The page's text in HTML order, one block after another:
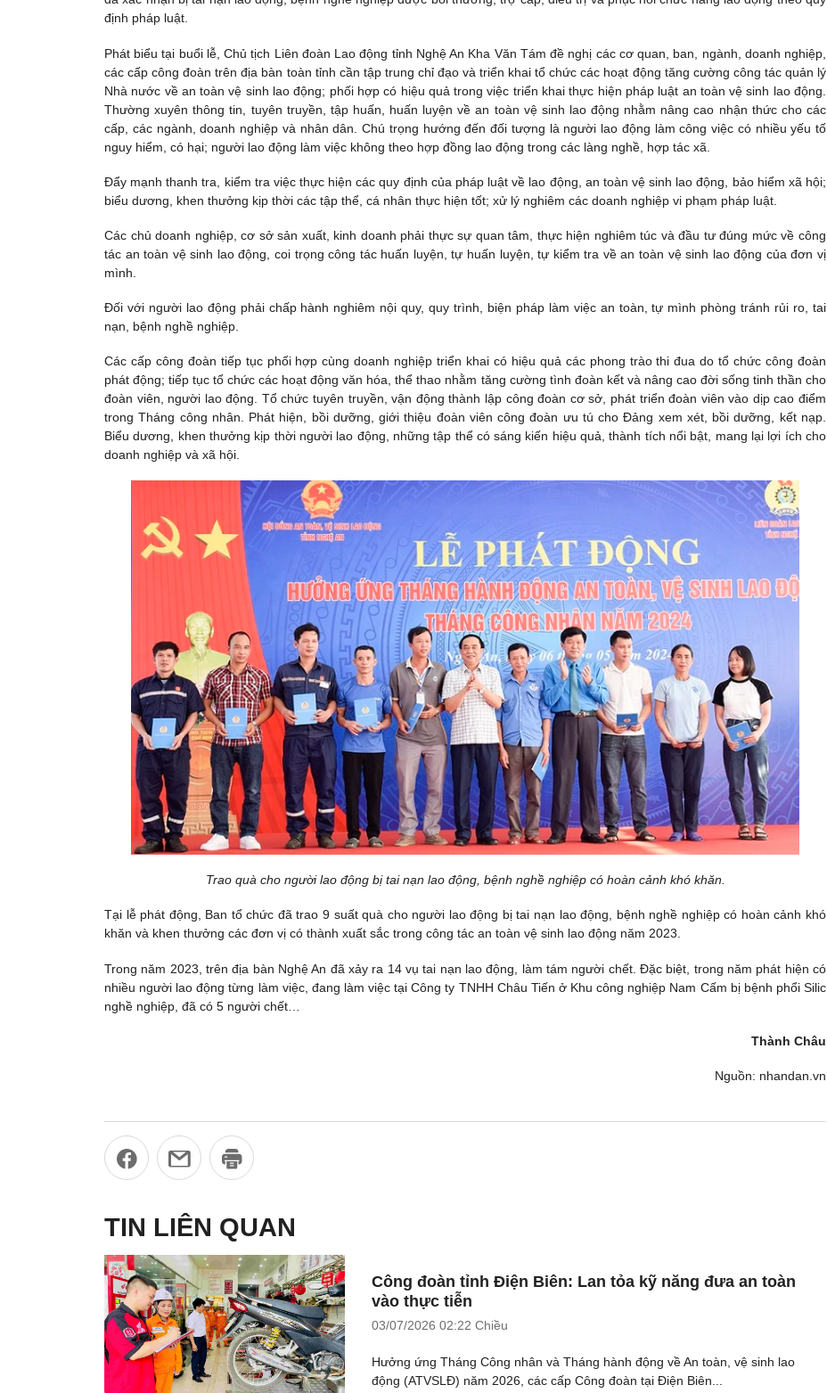
định pháp luật.
Phát biểu tại buổi lễ, Chủ tịch Liên đoàn Lao động tỉnh Nghệ An Kha Văn Tám đề nghị các cơ quan, ban, ngành, doanh nghiệp,
các cấp công đoàn trên địa bàn toàn tỉnh cần tập trung chỉ đạo và triển khai tổ chức các hoạt động tăng cường công tác quản lý
Nhà nước về an toàn vệ sinh lao động; phối hợp có hiệu quả trong việc triển khai thực hiện pháp luật an toàn vệ sinh lao động.
Thường xuyên thông tin, tuyên truyền, tập huấn, huấn luyện về an toàn vệ sinh lao động nhằm nâng cao nhận thức cho các
cấp, các ngành, doanh nghiệp và nhân dân. Chú trọng hướng đến đối tượng là người lao động làm công việc có nhiều yếu tố
nguy hiểm, có hại; người lao động làm việc không theo hợp đồng lao động trong các làng nghề, hợp tác xã.
Đẩy mạnh thanh tra, kiểm tra việc thực hiện các quy định của pháp luật về lao động, an toàn vệ sinh lao động, bảo hiểm xã hội;
biểu dương, khen thưởng kịp thời các tập thể, cá nhân thực hiện tốt; xử lý nghiêm các doanh nghiệp vi phạm pháp luật.
Các chủ doanh nghiệp, cơ sở sản xuất, kinh doanh phải thực sự quan tâm, thực hiện nghiêm túc và đầu tư đúng mức về công
tác an toàn vệ sinh lao động, coi trọng công tác huấn luyện, tự huấn luyện, tự kiểm tra về an toàn vệ sinh lao động của đơn vị
mình.
Đối với người lao động phải chấp hành nghiêm nội quy, quy trình, biện pháp làm việc an toàn, tự mình phòng tránh rủi ro, tai
nạn, bệnh nghề nghiệp.
Các cấp công đoàn tiếp tục phối hợp cùng doanh nghiệp triển khai có hiệu quả các phong trào thi đua do tổ chức công đoàn
phát động; tiếp tục tổ chức các hoạt động văn hóa, thể thao nhằm tăng cường tình đoàn kết và nâng cao đời sống tinh thần cho
đoàn viên, người lao động. Tổ chức tuyên truyền, vận động thành lập công đoàn cơ sở, phát triển đoàn viên vào dịp cao điểm
trong Tháng công nhân. Phát hiện, bồi dưỡng, giới thiệu đoàn viên công đoàn ưu tú cho Đảng xem xét, bồi dưỡng, kết nạp.
Biểu dương, khen thưởng kịp thời người lao động, những tập thể có sáng kiến hiệu quả, thành tích nổi bật, mang lại lợi ích cho
doanh nghiệp và xã hội.
Trao quà cho người lao động bị tai nạn lao động, bệnh nghề nghiệp có hoàn cảnh khó khăn.
Tại lễ phát động, Ban tổ chức đã trao 9 suất quà cho người lao động bị tai nạn lao động, bệnh nghề nghiệp có hoàn cảnh khó
khăn và khen thưởng các đơn vị có thành xuất sắc trong công tác an toàn vệ sinh lao động năm 2023.
Trong năm 2023, trên địa bàn Nghệ An đã xảy ra 14 vụ tai nạn lao động, làm tám người chết. Đặc biệt, trong năm phát hiện có
nhiều người lao động từng làm việc, đang làm việc tại Công ty TNHH Châu Tiến ở Khu công nghiệp Nam Cấm bị bệnh phổi Silic
nghề nghiệp, đã có 5 người chết…
Thành Châu
Nguồn: nhandan.vn
TIN LIÊN QUAN
Công đoàn tỉnh Điện Biên: Lan tỏa kỹ năng đưa an toàn
vào thực tiễn
03/07/2026 02:22 Chiều
Hưởng ứng Tháng Công nhân và Tháng hành động về An toàn, vệ sinh lao
động (ATVSLĐ) năm 2026, các cấp Công đoàn tại Điện Biên...